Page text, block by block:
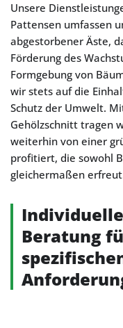
Unsere
Pattensen umfassen
abgestorbener Äste,
Förderung des
Formgebung von
wir stets auf die
Schutz der Umwelt.
Gehölzschnitt tragen
weiterhin von einer
profitiert, die sowohl
gleichermaßen
Individuelle
Beratung